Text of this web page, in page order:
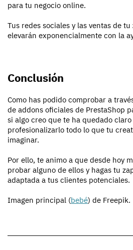
para tu negocio online.
Tus redes sociales y las ventas de tu
elevarán exponencialmente con la
Conclusión
Como has podido comprobar a
de addons oficiales de PrestaShop
si algo creo que te ha quedado
profesionalizarlo todo lo que tu
imaginar.
Por ello, te animo a que desde hoy
probar alguno de ellos y hagas tu
adaptada a tus clientes potenciales.
Imagen principal (bebé) de Freepik.